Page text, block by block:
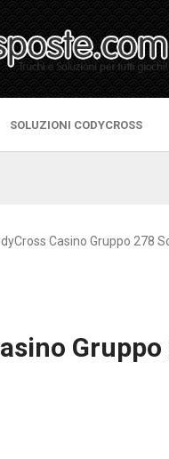
SOLUZIONI CODYCROSS
Casino Gruppo 278